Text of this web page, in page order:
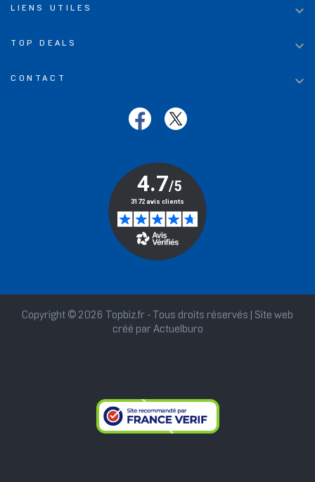
LIENS UTILES 
TOP DEALS 
CONTACT 
Copyright © 2026 Topbiz.fr - Tous droits réservés | Site web
créé par Actuelburo